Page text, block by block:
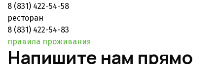
8 (831) 422-54-58
ресторан
8 (831) 422-54-83
правила проживания
Напишите нам прямо